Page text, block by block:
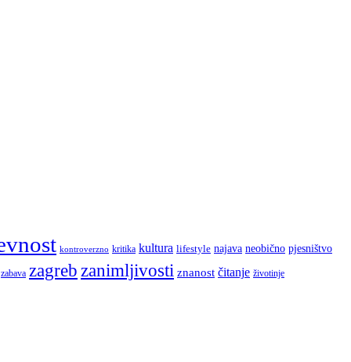
kontroverzno kritika kultura lifestyle najava neobično pjesništvo
zabava zagreb zanimljivosti znanost čitanje životinje